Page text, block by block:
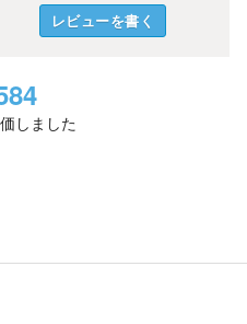
レビューを書く
しました